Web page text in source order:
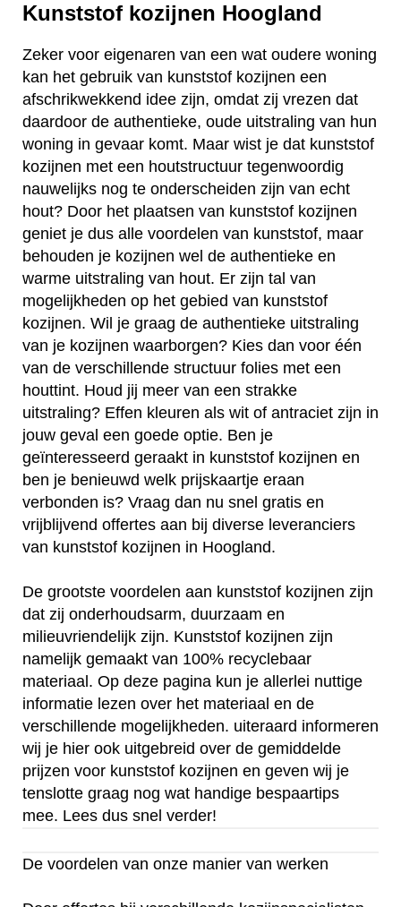
Kunststof kozijnen Hoogland
Zeker voor eigenaren van een wat oudere woning
kan het gebruik van kunststof kozijnen een
afschrikwekkend idee zijn, omdat zij vrezen dat
daardoor de authentieke, oude uitstraling van hun
woning in gevaar komt. Maar wist je dat kunststof
kozijnen met een houtstructuur tegenwoordig
nauwelijks nog te onderscheiden zijn van echt
hout? Door het plaatsen van kunststof kozijnen
geniet je dus alle voordelen van kunststof, maar
behouden je kozijnen wel de authentieke en
warme uitstraling van hout. Er zijn tal van
mogelijkheden op het gebied van kunststof
kozijnen. Wil je graag de authentieke uitstraling
van je kozijnen waarborgen? Kies dan voor één
van de verschillende structuur folies met een
houttint. Houd jij meer van een strakke
uitstraling? Effen kleuren als wit of antraciet zijn in
jouw geval een goede optie. Ben je
geïnteresseerd geraakt in kunststof kozijnen en
ben je benieuwd welk prijskaartje eraan
verbonden is? Vraag dan nu snel gratis en
vrijblijvend offertes aan bij diverse leveranciers
van kunststof kozijnen in Hoogland.
De grootste voordelen aan kunststof kozijnen zijn
dat zij onderhoudsarm, duurzaam en
milieuvriendelijk zijn. Kunststof kozijnen zijn
namelijk gemaakt van 100% recyclebaar
materiaal. Op deze pagina kun je allerlei nuttige
informatie lezen over het materiaal en de
verschillende mogelijkheden. uiteraard informeren
wij je hier ook uitgebreid over de gemiddelde
prijzen voor kunststof kozijnen en geven wij je
tenslotte graag nog wat handige bespaartips
mee. Lees dus snel verder!
De voordelen van onze manier van werken